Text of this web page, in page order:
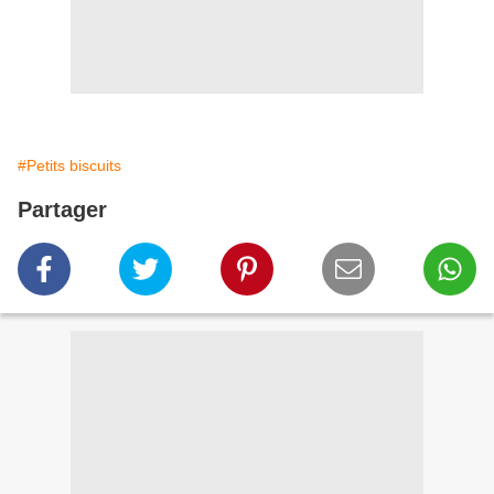
#Petits biscuits
Partager